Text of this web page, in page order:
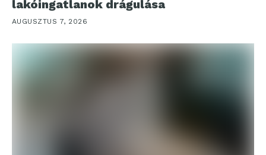
lakóingatlanok drágulása
AUGUSZTUS 7, 2026